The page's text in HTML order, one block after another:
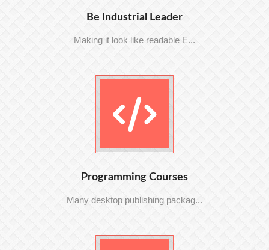
Be Industrial Leader
Making it look like readable E...
Programming Courses
Many desktop publishing packag...